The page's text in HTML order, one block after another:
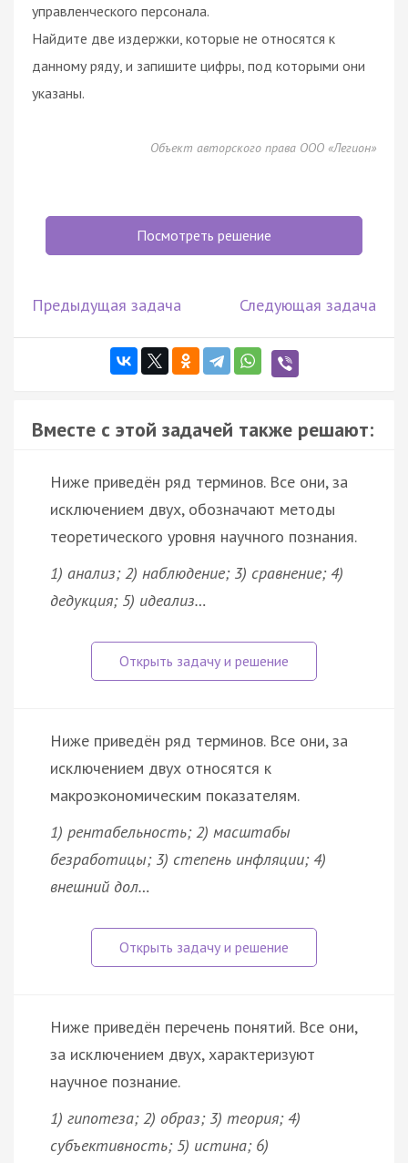
управленческого персонала.
Найдите две издержки, которые не относятся к
данному ряду, и запишите цифры, под которыми они
указаны.
Объект авторского права ООО «Легион»
Посмотреть решение
Предыдущая задача Следующая задача
Вместе с этой задачей также решают:
Ниже приведён ряд терминов. Все они, за
исключением двух, обозначают методы
теоретического уровня научного познания.
1) анализ; 2) наблюдение; 3) сравнение; 4)
дедукция; 5) идеализ…
Ниже приведён ряд терминов. Все они, за
исключением двух относятся к
макроэкономическим показателям.
1) рентабельность; 2) масштабы
безработицы; 3) степень инфляции; 4)
внешний дол…
Ниже приведён перечень понятий. Все они,
за исключением двух, характеризуют
научное познание.
1) гипотеза; 2) образ; 3) теория; 4)
субъективность; 5) истина; 6)